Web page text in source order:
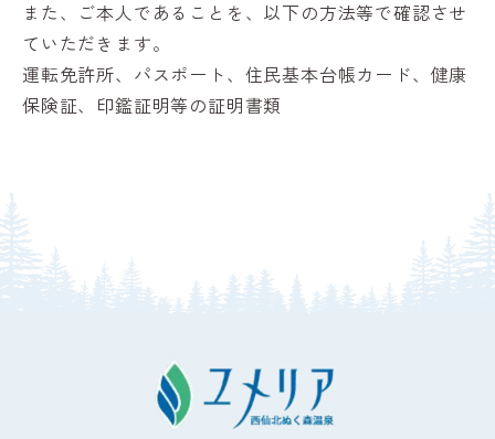
また、ご本人であることを、以下の方法等で確認させ
ていただきます。
運転免許所、パスポート、住民基本台帳カード、健康
保険証、印鑑証明等の証明書類